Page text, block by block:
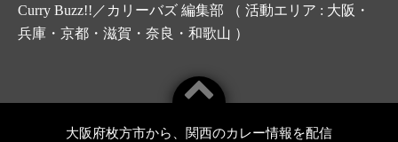
Curry Buzz!!／カリーバズ 編集部 （ 活動エリア : 大阪・
兵庫・京都・滋賀・奈良・和歌山 ）
大阪府枚方市から、関西のカレー情報を配信